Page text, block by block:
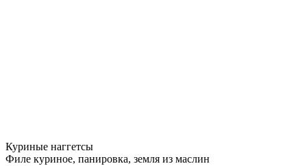
Куриные наггетсы
Филе куриное, панировка, земля из маслин